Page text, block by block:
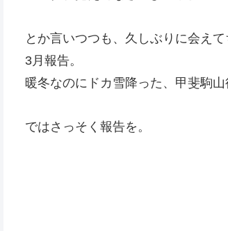
とか言いつつも、久しぶりに会え
3月報告。
暖冬なのにドカ雪降った、甲斐駒山
ではさっそく報告を。